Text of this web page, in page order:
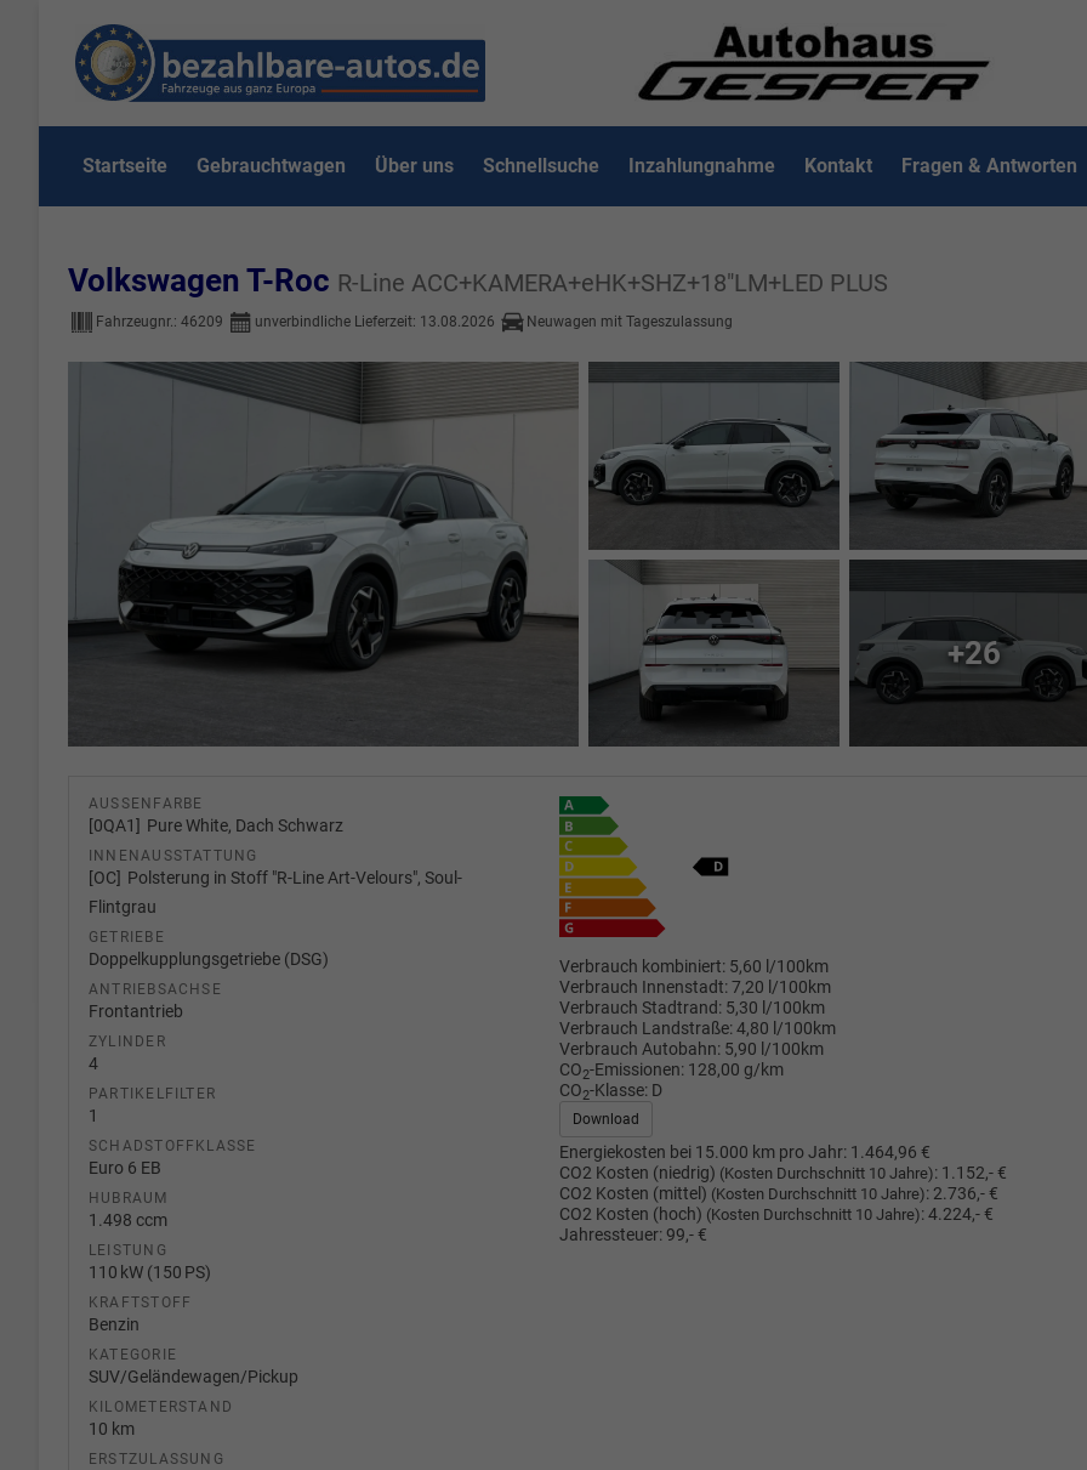
Startseite Gebrauchtwagen Über uns Schnellsuche Inzahlungnahme Kontakt Fragen & Antworten
Volkswagen T-Roc R-Line ACC+KAMERA+eHK+SHZ+18"LM+LED PLUS
Fahrzeugnr.: 46209 unverbindliche Lieferzeit: 13.08.2026 Neuwagen mit Tageszulassung
+26
AUSSENFARBE
0QA1 Pure White, Dach Schwarz
INNENAUSSTATTUNG
OC
Polsterung in Stoff "R-Line Art-Velours", Soul-
Flintgrau
GETRIEBE
Doppelkupplungsgetriebe (DSG)
ANTRIEBSACHSE
Frontantrieb
ZYLINDER
4
PARTIKELFILTER
1
SCHADSTOFFKLASSE
Euro 6 EB
HUBRAUM
1.498 ccm
LEISTUNG
110 kW (150 PS)
KRAFTSTOFF
Benzin
KATEGORIE
SUV/Geländewagen/Pickup
KILOMETERSTAND
10 km
ERSTZULASSUNG
Verbrauch kombiniert: 5,60 l/100km
Verbrauch Innenstadt:7,20 l/100km
Verbrauch Stadtrand: 5,30 l/100km
Verbrauch Landstraße:4,80 l/100km
Verbrauch Autobahn: 5,90 l/100km
CO2-Emissionen: 128,00 g/km
CO2-Klasse: D
Download
Energiekosten bei 15.000 km pro Jahr: 1.464,96 €
CO2 Kosten (niedrig) (Kosten Durchschnitt 10 Jahre): 1.152,- €
CO2 Kosten (mittel) (Kosten Durchschnitt 10 Jahre): 2.736,- €
CO2 Kosten (hoch) (Kosten Durchschnitt 10 Jahre):4.224,- €
Jahressteuer: 99,- €